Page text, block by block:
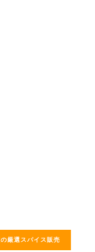
厳選スパイス販売